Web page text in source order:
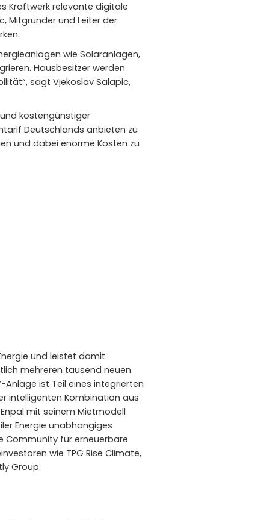
Kraftwerk relevante digitale
Mitgründer und Leiter der
wie Solaranlagen,
Hausbesitzer werden
sagt Vjekoslav Salapic,
kostengünstiger
Deutschlands anbieten zu
und dabei enorme Kosten zu
und leistet damit
mehreren tausend neuen
ist Teil eines integrierten
intelligenten Kombination aus
mit seinem Mietmodell
Energie unabhängiges
Community für erneuerbare
wie TPG Rise Climate,
Group.